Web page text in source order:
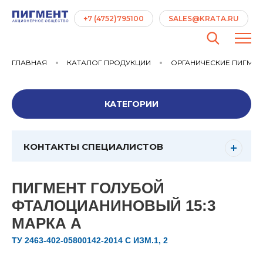
ГЛАВНАЯ КАТАЛОГ ПРОДУКЦИИ ОРГАНИЧЕСКИЕ
КАТЕГОРИИ
КОНТАКТЫ СПЕЦИАЛИСТОВ
ПИГМЕНТ ГОЛУБОЙ
ФТАЛОЦИАНИНОВЫЙ 15:3
МАРКА А
ТУ 2463-402-05800142-2014 С ИЗМ.1, 2